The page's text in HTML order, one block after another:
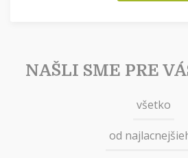
NAŠLI SME PRE
všetko
od